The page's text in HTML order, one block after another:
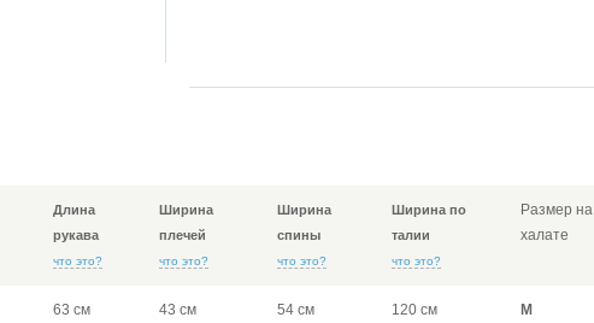
Длина
рукава
что это?
Ширина
плечей
что это?
Ширина
спины
что это?
Ширина по
талии
что это?
Размер на
халате
63 см 43 см 54 см 120 см M